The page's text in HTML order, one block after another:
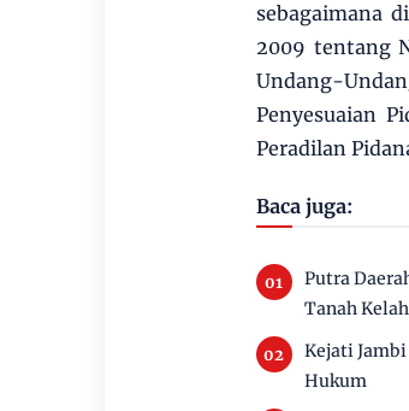
sebagaimana
2009 tentang
Undang-
Penyesuaian
Peradilan
Baca juga:
Putra
Tanah
Kejati
Hukum